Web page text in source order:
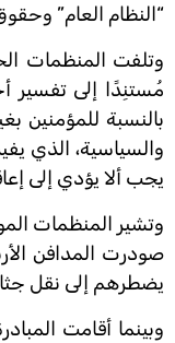
“النظام العام”
وتلفت المنظمات
بالنسبة للمؤمنين
والسياسية، الذي
يجب ألا يؤدي إلى
صودرت المدافن
يضطرهم إلى نقل
وبينما أقامت